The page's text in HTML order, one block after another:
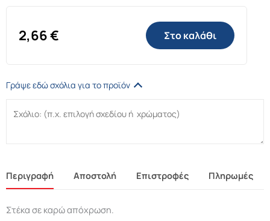
2,66€ Στο καλάθι
Γράψε εδώ σχόλια για το προϊόν
Περιγραφή Αποστολή Επιστροφές Πληρωμές
Στέκα σε καρώ απόχρωση.